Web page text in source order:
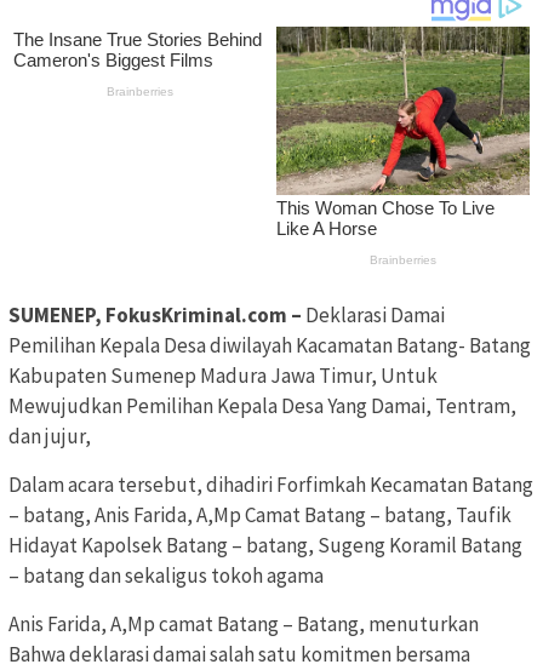
SUMENEP, FokusKriminal.com – Deklarasi Damai
Pemilihan Kepala Desa diwilayah Kacamatan Batang- Batang
Kabupaten Sumenep Madura Jawa Timur, Untuk
Mewujudkan Pemilihan Kepala Desa Yang Damai, Tentram,
dan jujur,
Dalam acara tersebut, dihadiri Forfimkah Kecamatan Batang
– batang, Anis Farida, A,Mp Camat Batang – batang, Taufik
Hidayat Kapolsek Batang – batang, Sugeng Koramil Batang
– batang dan sekaligus tokoh agama
Anis Farida, A,Mp camat Batang – Batang, menuturkan
Bahwa deklarasi damai salah satu komitmen bersama